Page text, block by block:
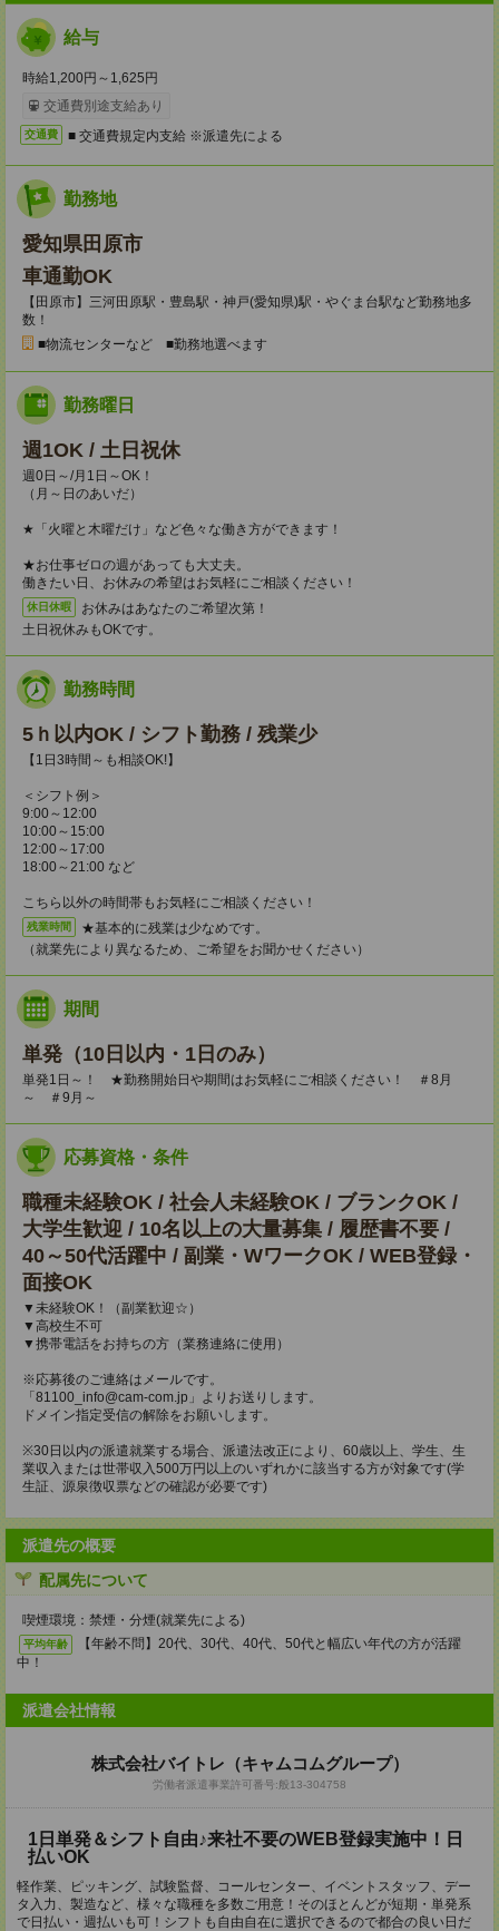
給与
時給1,200円～1,625円
交通費別途支給あり
交通費 ■ 交通費規定内支給 ※派遣先による
勤務地
愛知県田原市
車通勤OK
【田原市】三河田原駅・豊島駅・神戸(愛知県)駅・やぐま台駅など勤務地多
数！
■物流センターなど ■勤務地選べます
勤務曜日
週1OK / 土日祝休
週0日～/月1日～OK！
（月～日のあいだ）
★「火曜と木曜だけ」など色々な働き方ができます！
★お仕事ゼロの週があっても大丈夫。
働きたい日、お休みの希望はお気軽にご相談ください！
休日休暇
お休みはあなたのご希望次第！
土日祝休みもOKです。
勤務時間
5ｈ以内OK / シフト勤務 / 残業少
【1日3時間～も相談OK!】
＜シフト例＞
9:00～12:00
10:00～15:00
12:00～17:00
18:00～21:00 など
こちら以外の時間帯もお気軽にご相談ください！
残業時間
★基本的に残業は少なめです。
（就業先により異なるため、ご希望をお聞かせください）
期間
単発（10日以内・1日のみ）
単発1日～！ ★勤務開始日や期間はお気軽にご相談ください！ ＃8月
～ ＃9月～
応募資格・条件
職種未経験OK / 社会人未経験OK / ブランクOK /
大学生歓迎 / 10名以上の大量募集 / 履歴書不要 /
40～50代活躍中 / 副業・WワークOK / WEB登録・
面接OK
▼未経験OK！（副業歓迎☆）
▼高校生不可
▼携帯電話をお持ちの方（業務連絡に使用）
※応募後のご連絡はメールです。
「81100_info@cam-com.jp」よりお送りします。
ドメイン指定受信の解除をお願いします。
※30日以内の派遣就業する場合、派遣法改正により、60歳以上、学生、生
業収入または世帯収入500万円以上のいずれかに該当する方が対象です(学
生証、源泉徴収票などの確認が必要です)
派遣先の概要
配属先について
喫煙環境：禁煙・分煙(就業先による)
平均年齢
【年齢不問】20代、30代、40代、50代と幅広い年代の方が活躍
中！
派遣会社情報
株式会社バイトレ（キャムコムグループ）
労働者派遣事業許可番号:般13-304758
1日単発＆シフト自由♪来社不要のWEB登録実施中！日
払いOK
軽作業、ピッキング、試験監督、コールセンター、イベントスタッフ、デー
タ入力、製造など、様々な職種を多数ご用意！そのほとんどが短期・単発系
で日払い・週払いも可！シフトも自由自在に選択できるので都合の良い日だ